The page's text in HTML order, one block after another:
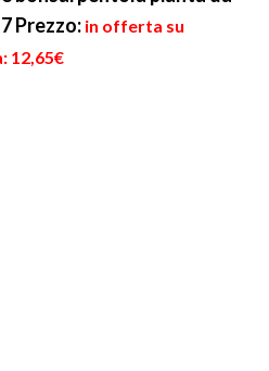
Prezzo: in offerta su
12,65€